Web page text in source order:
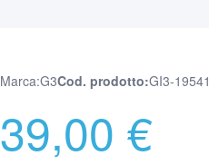
Marca:G3Cod. prodotto GI3-19541
39,00 €